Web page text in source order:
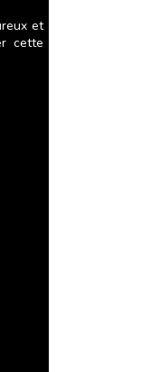
et
cette